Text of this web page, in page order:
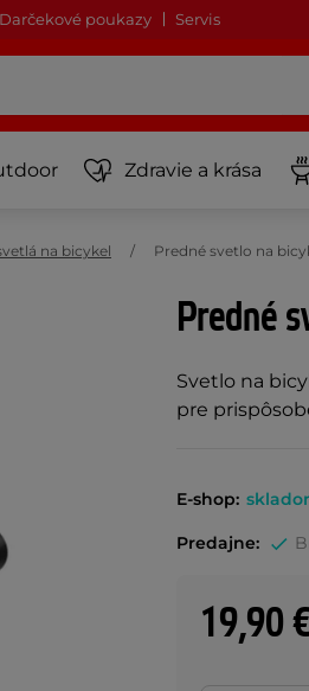
Darčekové poukazy Servis
Zdravie a krása
na bicykel Predné svetlo na
Predné
Svetlo na
pre
E-shop:
Predajne:
19,90